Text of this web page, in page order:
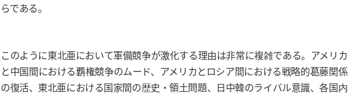
らである。
このように東北亜において軍備競争が激化する理由は非常に複雑である。アメリカ
と中国間における覇権競争のムード、アメリカとロシア間における戦略的葛藤関係
の復活、東北亜における国家間の歴史・領土問題、日中韓のライバル意識、各国内